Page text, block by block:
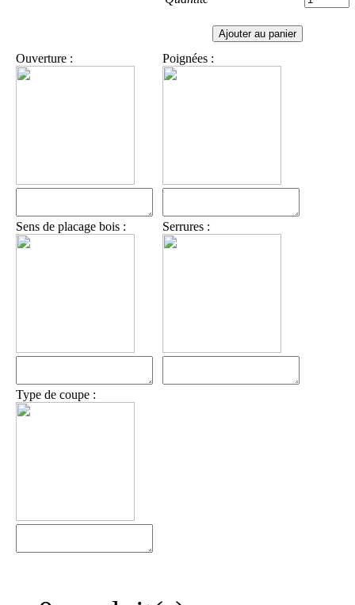
Ouverture :
Sens de placage bois :
Type de coupe :
Poignées :
Serrures :